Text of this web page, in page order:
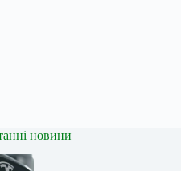
новини